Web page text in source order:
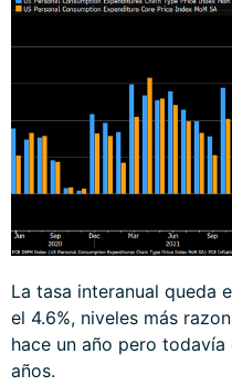
La tasa interanual queda
el 4.6%, niveles más
hace un año pero
años.